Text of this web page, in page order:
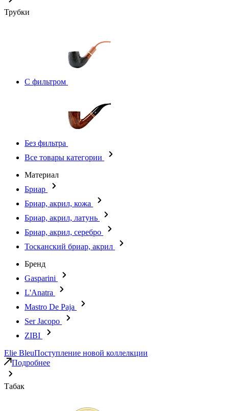
Трубки
С фильтром
Без фильтра
Все товары категории
Материал
Бриар
Бриар, акрил, кожа
Бриар, акрил, латунь
Бриар, акрил, серебро
Тосканский бриар, акрил
Бренд
Gasparini
L'Anatra
Mastro De Paja
Ser Jacopo
ZIBI
Elie BleuПоступление новой коллелкции
Подробнее
Табак